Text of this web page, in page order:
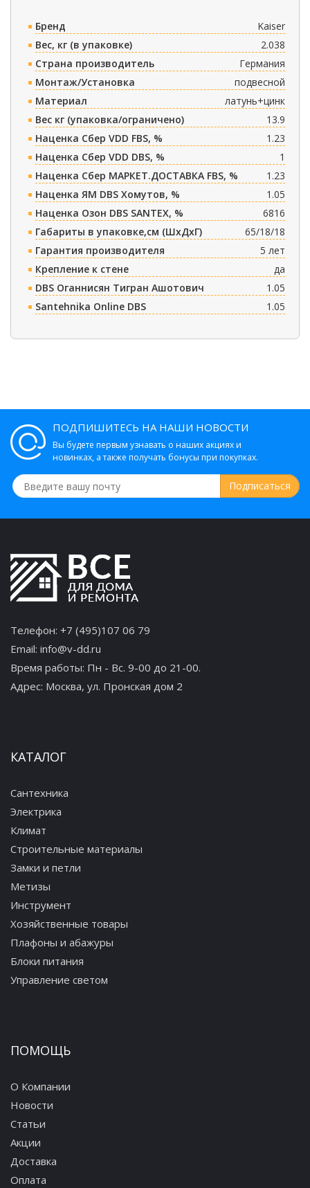
Бренд
Kaiser
Вес, кг (в упаковке)
2.038
Страна производитель
Германия
Монтаж/Установка
подвесной
Материал
латунь+цинк
Вес кг (упаковка/ограничено)
13.9
Наценка Сбер VDD FBS, %
1.23
Наценка Сбер VDD DBS, %
1
Наценка Сбер МАРКЕТ.ДОСТАВКА FBS, %
1.23
Наценка ЯМ DBS Хомутов, %
1.05
Наценка Озон DBS SANTEX, %
6816
Габариты в упаковке,см (ШxДxГ)
65/18/18
Гарантия производителя
5 лет
Крепление к стене
да
DBS Оганнисян Тигран Ашотович
1.05
Santehnika Online DBS
1.05
ПОДПИШИТЕСЬ НА НАШИ НОВОСТИ
Вы будете первым узнавать о наших акциях и
новинках, а также получать бонусы при покупках.
Телефон: +7 (495)107 06 79
Email: info@v-dd.ru
Время работы: Пн - Вс. 9-00 до 21-00.
Адрес: Москва, ул. Пронская дом 2
КАТАЛОГ
Сантехника
Электрика
Климат
Строительные материалы
Замки и петли
Метизы
Инструмент
Хозяйственные товары
Плафоны и абажуры
Блоки питания
Управление светом
ПОМОЩЬ
О Компании
Новости
Статьи
Акции
Доставка
Оплата